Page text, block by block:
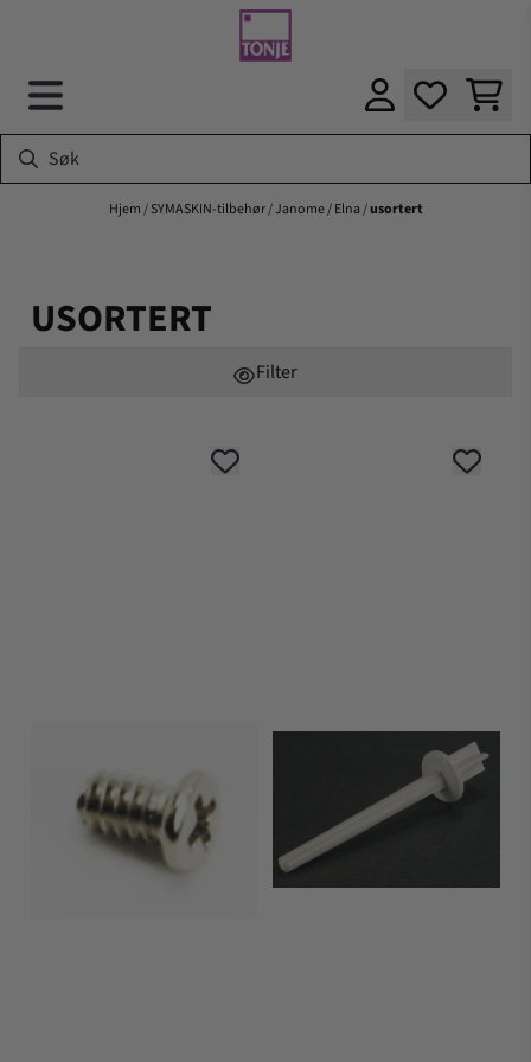
Hjem/SYMASKIN-tilbehør/Janome / Elna/usortert
USORTERT
Filter